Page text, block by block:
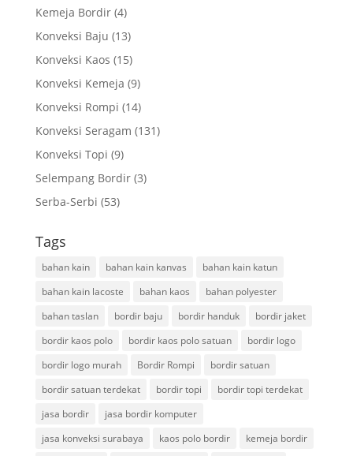
Kemeja Bordir(4)
Konveksi Baju (13)
Konveksi Kaos (15)
Konveksi Kemeja (9)
Konveksi Rompi (14)
Konveksi Seragam (131)
Konveksi Topi (9)
Selempang Bordir(3)
Serba-Serbi (53)
Tags
bahan kain bahan kain kanvas
bahan kain katun
bahan kain lacoste
bahan kaos
bahan polyester
bahan taslan
bordir baju bordir handuk
bordir jaket
bordir kaos polo
bordir kaos polo satuan
bordir logo
bordir logo murah
Bordir Rompi
bordir satuan
bordir satuan terdekat
bordir topi
bordir topi terdekat
jasa bordir
jasa bordir komputer
jasa konveksi surabaya
kaos polo bordir kemeja bordir